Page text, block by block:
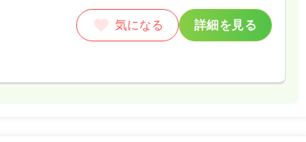
気になる 詳細を見る